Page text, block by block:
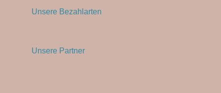
Unsere Bezahlarten
Unsere Partner